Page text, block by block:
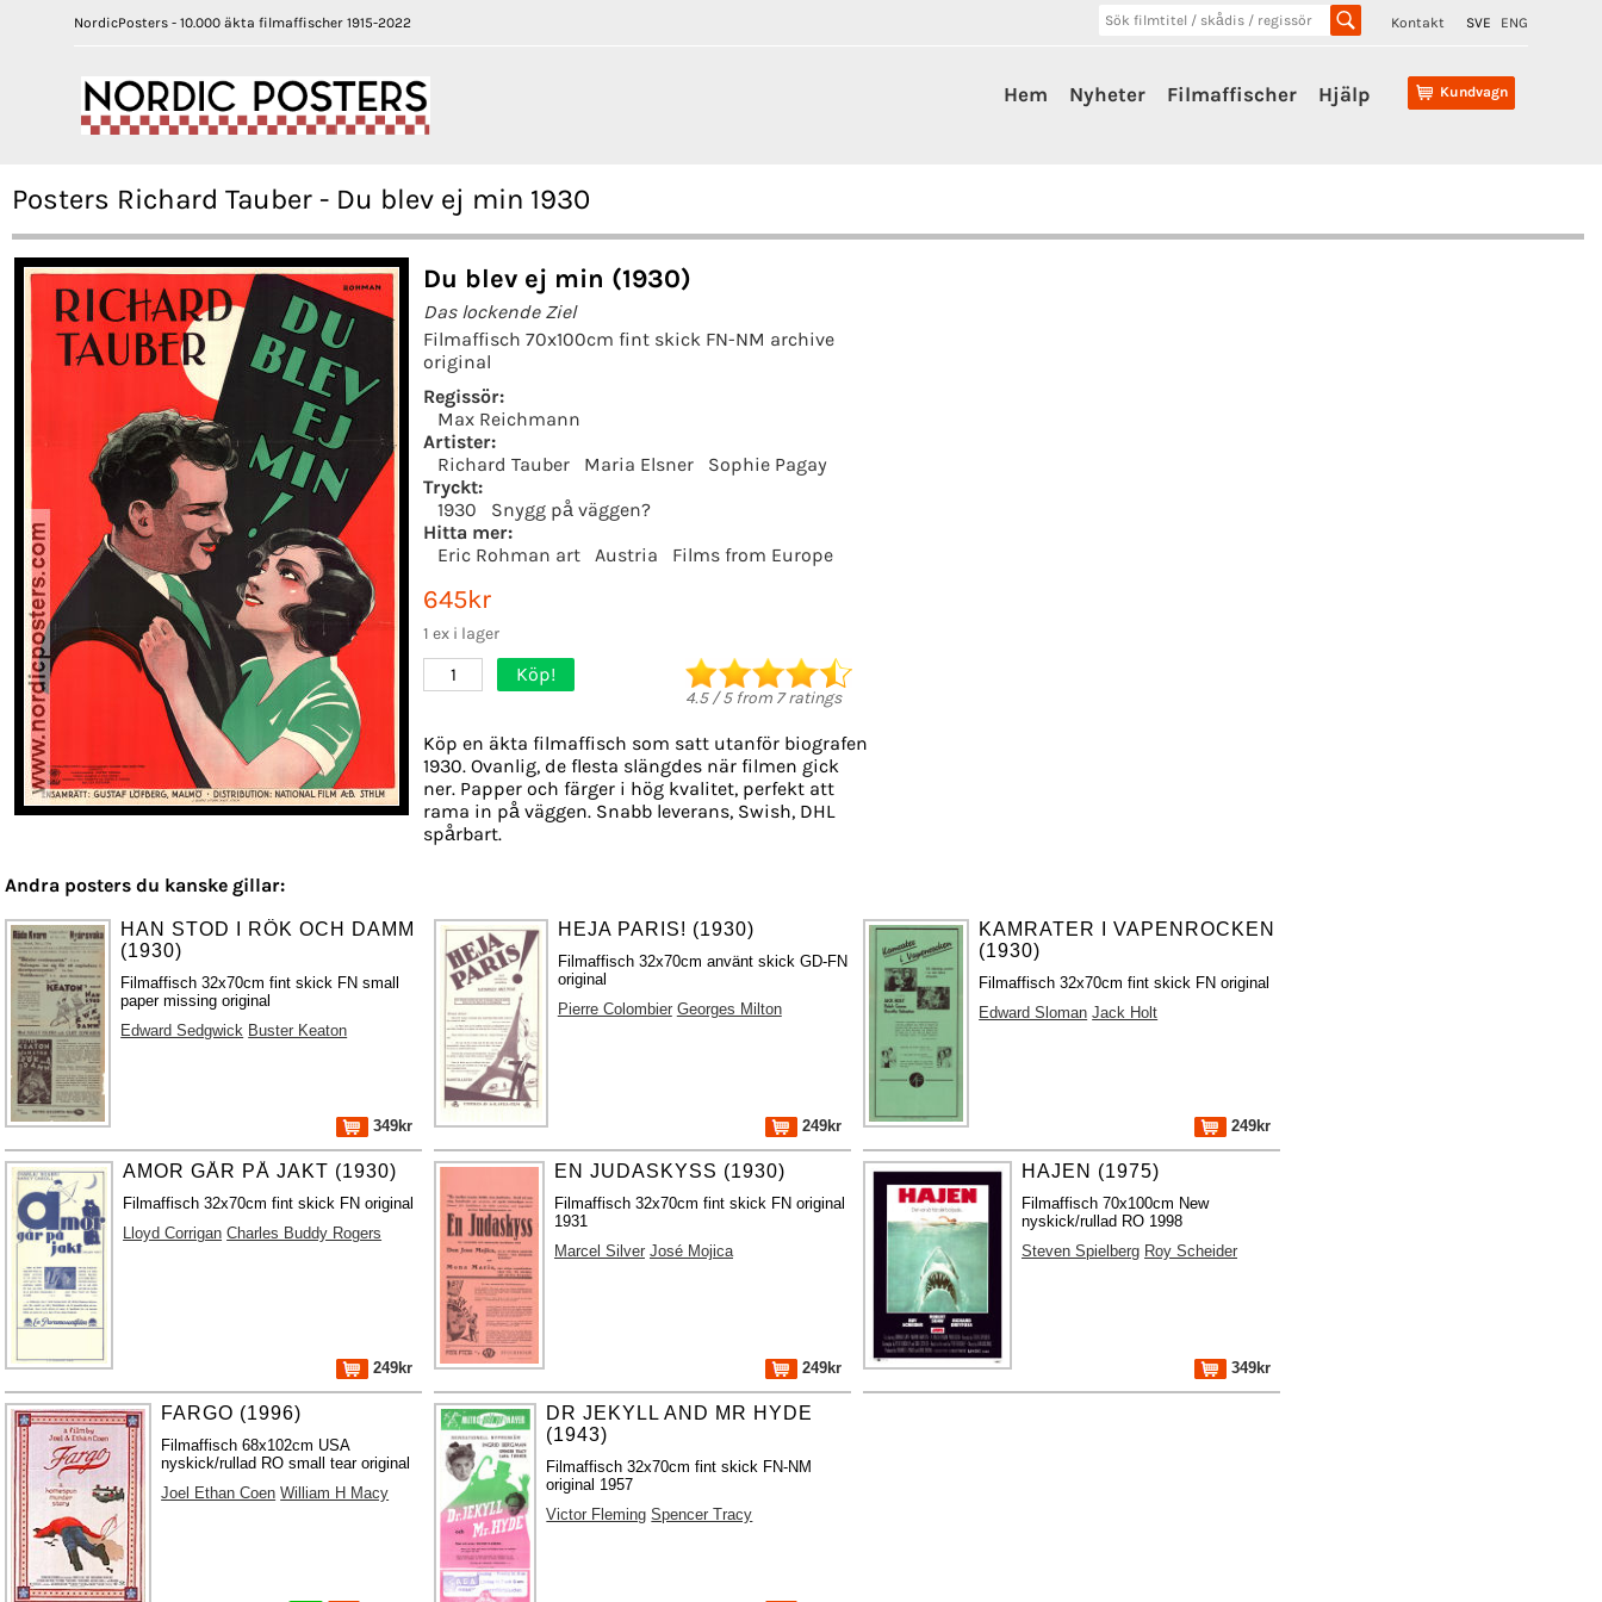
NordicPosters - 10.000 äkta filmaffischer 1915-2022 Kontakt SVE ENG
Kundvagn
Hem Nyheter Filmaffischer Hjälp
Posters Richard Tauber - Du blev ej min 1930
Du blev ej min (1930)
Das lockende Ziel
Filmaffisch 70x100cm fint skick FN-NM archive
original
Regissör:
Max Reichmann
Artister:
Richard Tauber
Maria Elsner
Sophie Pagay
Tryckt:
1930
Snygg på väggen?
Hitta mer:
Eric Rohman art
Austria Films from Europe
645kr
1 ex i lager
1 Köp!
4.5/5from 7ratings
Köp en äkta filmaffisch som satt utanför biografen
1930. Ovanlig, de flesta slängdes när filmen gick
ner. Papper och färger i hög kvalitet, perfekt att
rama in på väggen. Snabb leverans, Swish, DHL
spårbart.
Andra posters du kanske gillar:
HAN STOD I RÖK OCH DAMM
(1930)
Filmaffisch 32x70cm fint skick FN small
paper missing original
Edward Sedgwick Buster Keaton
349kr
HEJA PARIS! (1930)
Filmaffisch 32x70cm använt skick GD-FN
original
Pierre Colombier Georges Milton
249kr
KAMRATER I VAPENROCKEN
(1930)
Filmaffisch 32x70cm fint skick FN original
Edward Sloman Jack Holt
249kr
AMOR GÅR PÅ JAKT (1930)
Filmaffisch 32x70cm fint skick FN original
Lloyd Corrigan Charles Buddy Rogers
249kr
EN JUDASKYSS (1930)
Filmaffisch 32x70cm fint skick FN original
1931
Marcel Silver José Mojica
249kr
HAJEN (1975)
Filmaffisch 70x100cm New
nyskick/rullad RO 1998
Steven Spielberg Roy Scheider
349kr
FARGO (1996)
Filmaffisch 68x102cm USA
nyskick/rullad RO small tear original
Joel Ethan Coen William H Macy
DR JEKYLL AND MR HYDE
(1943)
Filmaffisch 32x70cm fint skick FN-NM
original 1957
Victor Fleming Spencer Tracy